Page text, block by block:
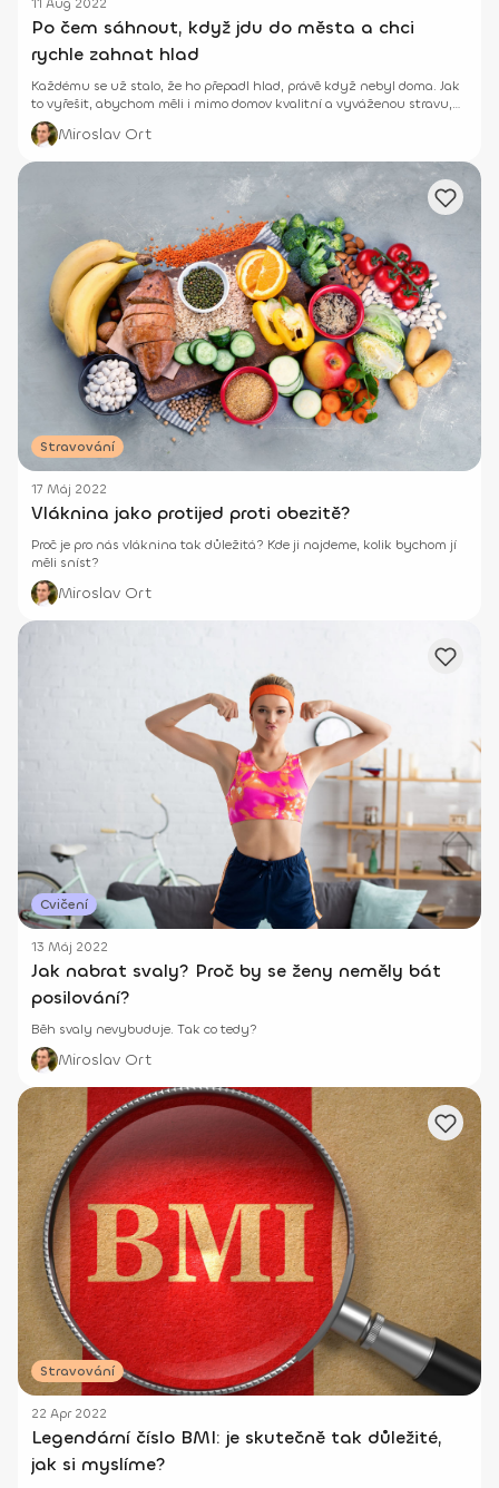
Po čem sáhnout, když jdu do města a chci
rychle zahnat hlad
Každému se už stalo, že ho přepadl hlad, právě když nebyl doma. Jak
to vyřešit, abychom měli i mimo domov kvalitní a vyváženou stravu,
se podíváme v tomto článku.
Miroslav Ort
Stravování
17 Máj 2022
Vláknina jako protijed proti obezitě?
Proč je pro nás vláknina tak důležitá? Kde ji najdeme, kolik bychom jí
měli sníst?
Miroslav Ort
Cvičení
13 Máj 2022
Jak nabrat svaly? Proč by se ženy neměly bát
posilování?
Běh svaly nevybuduje. Tak co tedy?
Miroslav Ort
Stravování
22 Apr 2022
Legendární číslo BMI: je skutečně tak důležité,
jak si myslíme?